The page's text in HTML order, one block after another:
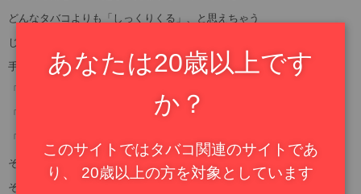
どんなタバコよりも「しっくりくる」、と思えちゃう
じゃあ、何を吸おう・・・
手元にある吸い掛けは
「STANWELL ガラナ」と
「LARSEN ア・トゥルー・ディライト」
「COLTS チェリー」
それに「Dunhill アペリティフ」か
それぞれ美味しいけど・・・・
あなたは20歳以上です
か？
このサイトではタバコ関連のサイトであ
り、 20歳以上の方を対象としています